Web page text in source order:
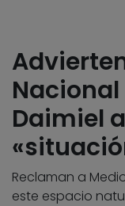
Nacional
Daimiel
Reclaman a
este espacio